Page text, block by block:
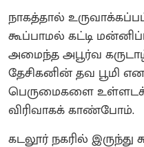
நாகத்தால்
கூப்பாமல் கட்டி
அமைந்த அபூர்வ
தேசிகனின் தவ பூமி
பெருமைகளை
விரிவாகக் காண்போம்.
கடலூர் நகரில் இருந்து